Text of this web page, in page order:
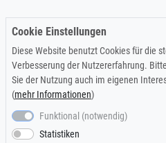
Impressum |
Cookie Einstellungen
Diese Website benutzt Cookies für die
Verbesserung der Nutzererfahrung.
Sie der Nutzung auch im eigenen
(mehr Informationen)
Funktional (notwendig)
Statistiken